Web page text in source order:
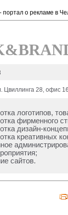
- портал о рекламе в
Цвиллинга 28, офис 16
логотипов,
фирменного
дизайн-
креативных
сайтов.